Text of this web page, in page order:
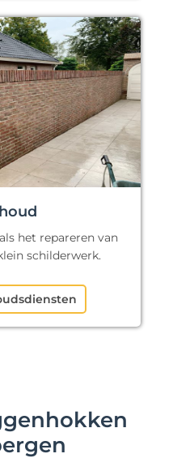
het repareren van
schilderwerk.